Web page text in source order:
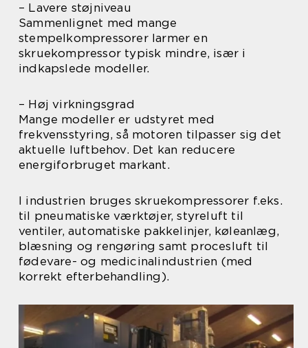
– Lavere støjniveau
Sammenlignet med mange
stempelkompressorer larmer en
skruekompressor typisk mindre, især i
indkapslede modeller.
– Høj virkningsgrad
Mange modeller er udstyret med
frekvensstyring, så motoren tilpasser sig det
aktuelle luftbehov. Det kan reducere
energiforbruget markant.
I industrien bruges skruekompressorer f.eks.
til pneumatiske værktøjer, styreluft til
ventiler, automatiske pakkelinjer, køleanlæg,
blæsning og rengøring samt procesluft til
fødevare- og medicinalindustrien (med
korrekt efterbehandling).